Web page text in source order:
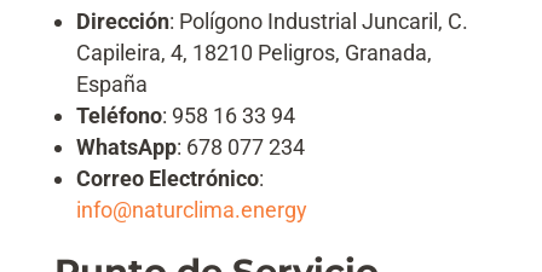
Dirección: Polígono Industrial Juncaril, C.
Capileira, 4, 18210 Peligros, Granada,
España
Teléfono: 958 16 33 94
WhatsApp: 678 077 234
Correo Electrónico:
info@naturclima.energy